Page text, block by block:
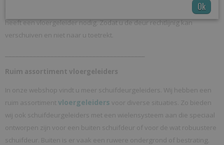
Een schuifdeur die is opgehangen met hangend schuifdeursysteem
heeft een vloergeleider nodig. Zodat u de deur rechtlijnig kan
verschuiven en niet naar u toetrekt.
Ruim assortiment vloergeleiders
In onze webshop vindt u meer schuifdeurgeleiders. Wij hebben een
ruim assortiment vloergeleiders voor diverse situaties. Zo bieden
wij ook schuifdeurgeleiders met een wielensysteem aan die speciaal
ontworpen zijn voor een buiten schuifdeur of voor de wat robuustere
schuifdeur. Buiten is er vaak een ruwere ondergrond of bestrating.
Ok